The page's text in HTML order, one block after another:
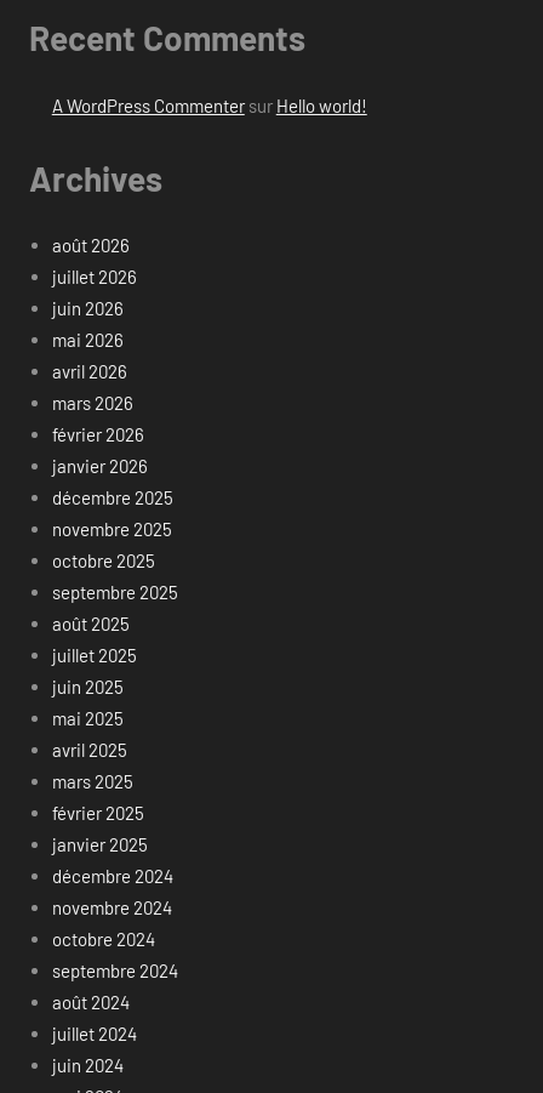
Recent Comments
A WordPress Commentersur Hello world!
Archives
août 2026
juillet 2026
juin 2026
mai 2026
avril 2026
mars 2026
février 2026
janvier 2026
décembre 2025
novembre 2025
octobre 2025
septembre 2025
août 2025
juillet 2025
juin 2025
mai 2025
avril 2025
mars 2025
février 2025
janvier 2025
décembre 2024
novembre 2024
octobre 2024
septembre 2024
août 2024
juillet 2024
juin 2024